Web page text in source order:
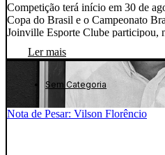
Competição terá início em 30 de
Copa do Brasil e o Campeonato
Joinville Esporte Clube participou,
auditório da Federação
Camboriú. O JEC foi representado
Ler mais
Sem Categoria
Nota de Pesar: Vilson Florêncio